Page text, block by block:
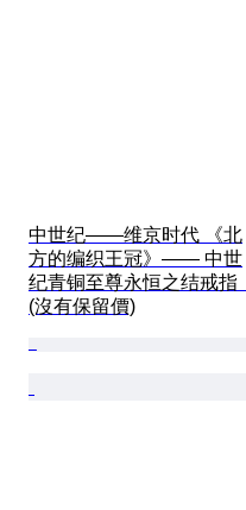
中世纪——维京时代 《北
方的编织王冠》—— 中世
纪青铜至尊永恒之结戒指
(沒有保留價)